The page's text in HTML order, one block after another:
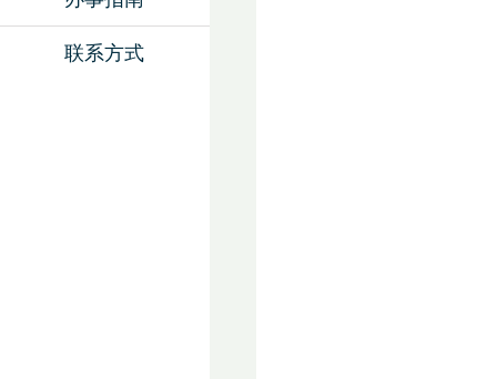
联系方式